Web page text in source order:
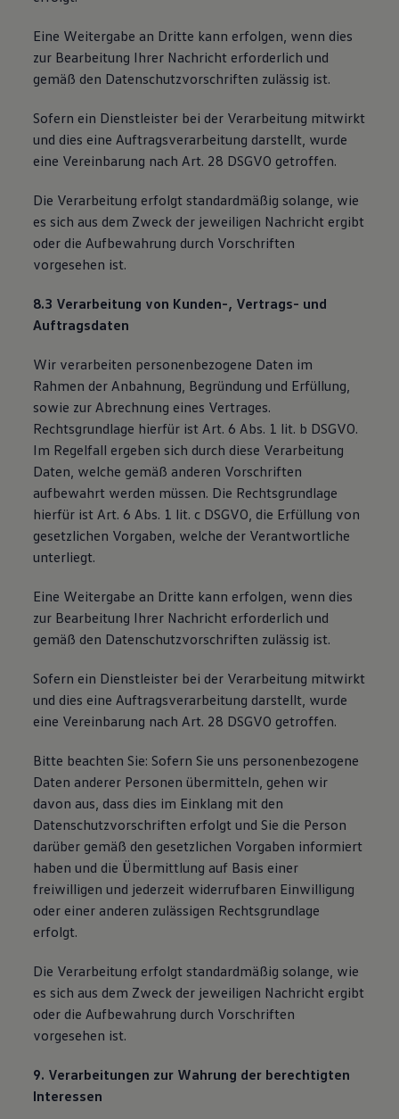
Eine Weitergabe an Dritte kann erfolgen, wenn dies
zur Bearbeitung Ihrer Nachricht erforderlich und
gemäß den Datenschutzvorschriften zulässig ist.
Sofern ein Dienstleister bei der Verarbeitung mitwirkt
und dies eine Auftragsverarbeitung darstellt, wurde
eine Vereinbarung nach Art. 28 DSGVO getroffen.
Die Verarbeitung erfolgt standardmäßig solange, wie
es sich aus dem Zweck der jeweiligen Nachricht ergibt
oder die Aufbewahrung durch Vorschriften
vorgesehen ist.
8.3 Verarbeitung von Kunden-, Vertrags- und
Auftragsdaten
Wir verarbeiten personenbezogene Daten im
Rahmen der Anbahnung, Begründung und Erfüllung,
sowie zur Abrechnung eines Vertrages.
Rechtsgrundlage hierfür ist Art. 6 Abs. 1 lit. b DSGVO.
Im Regelfall ergeben sich durch diese Verarbeitung
Daten, welche gemäß anderen Vorschriften
aufbewahrt werden müssen. Die Rechtsgrundlage
hierfür ist Art. 6 Abs. 1 lit. c DSGVO, die Erfüllung von
gesetzlichen Vorgaben, welche der Verantwortliche
unterliegt.
Eine Weitergabe an Dritte kann erfolgen, wenn dies
zur Bearbeitung Ihrer Nachricht erforderlich und
gemäß den Datenschutzvorschriften zulässig ist.
Sofern ein Dienstleister bei der Verarbeitung mitwirkt
und dies eine Auftragsverarbeitung darstellt, wurde
eine Vereinbarung nach Art. 28 DSGVO getroffen.
Bitte beachten Sie: Sofern Sie uns personenbezogene
Daten anderer Personen übermitteln, gehen wir
davon aus, dass dies im Einklang mit den
Datenschutzvorschriften erfolgt und Sie die Person
darüber gemäß den gesetzlichen Vorgaben informiert
haben und die Übermittlung auf Basis einer
freiwilligen und jederzeit widerrufbaren Einwilligung
oder einer anderen zulässigen Rechtsgrundlage
erfolgt.
Die Verarbeitung erfolgt standardmäßig solange, wie
es sich aus dem Zweck der jeweiligen Nachricht ergibt
oder die Aufbewahrung durch Vorschriften
vorgesehen ist.
9. Verarbeitungen zur Wahrung der berechtigten
Interessen